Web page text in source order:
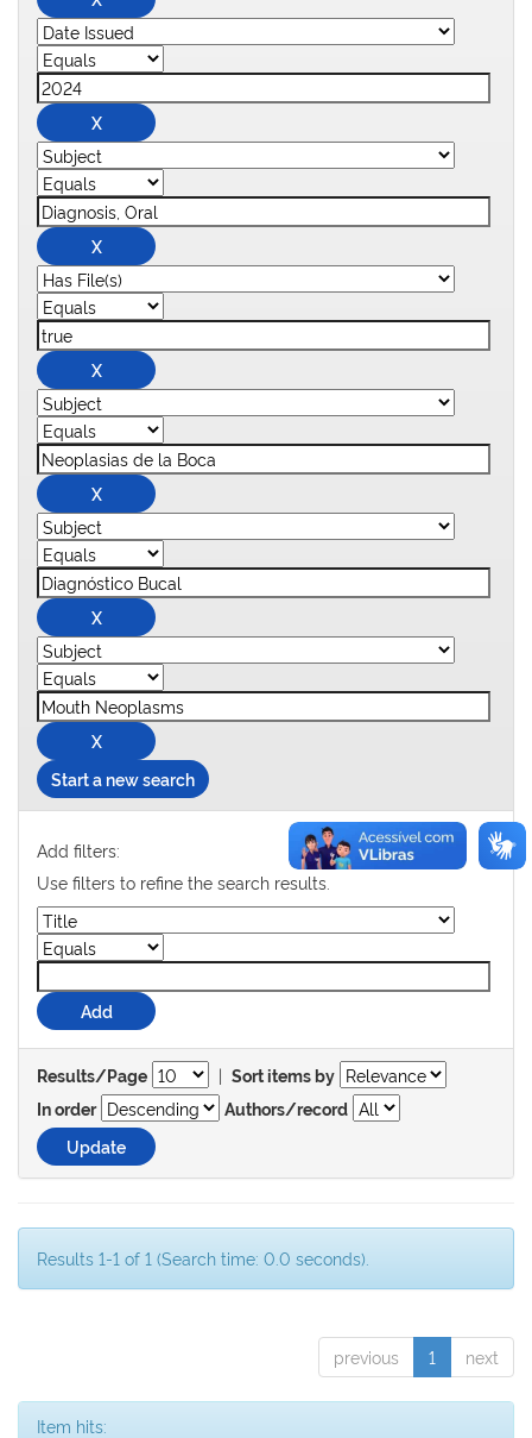
Start a new search
Add filters:
Use filters to refine the search results.
Results/Page | Sort items by
In order
Authors/record
Results 1-1 of 1 (Search time: 0.0 seconds).
previous 1 next
Item hits: